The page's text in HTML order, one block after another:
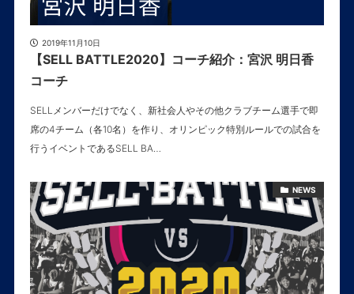
2019年11月10日
【SELL BATTLE2020】コーチ紹介：宮沢 明日香
コーチ
SELLメンバーだけでなく、新社会人やその他クラブチーム選手で即
席の4チーム（各10名）を作り、オリンピック特別ルールでの試合を
行うイベントであるSELL BA…
NEWS